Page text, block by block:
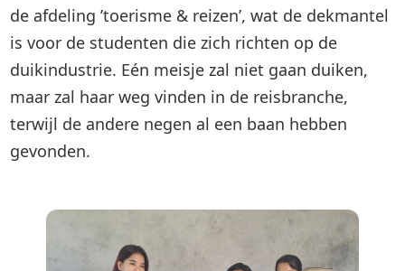
de afdeling ’toerisme & reizen’, wat de dekmantel
is voor de studenten die zich richten op de
duikindustrie. Eén meisje zal niet gaan duiken,
maar zal haar weg vinden in de reisbranche,
terwijl de andere negen al een baan hebben
gevonden.